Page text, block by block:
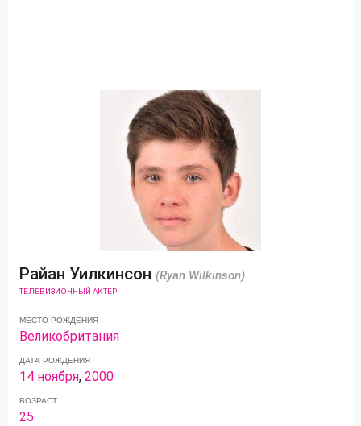
Райан Уилкинсон (Ryan Wilkinson)
ТЕЛЕВИЗИОННЫЙ АКТЕР
МЕСТО РОЖДЕНИЯ
Великобритания
ДАТА РОЖДЕНИЯ
14 ноября,2000
ВОЗРАСТ
25